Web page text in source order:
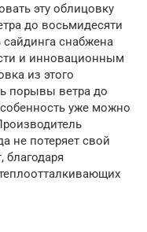
эту облицовку
до восьмидесяти
сайдинга снабжена
и инновационным
из этого
порывы ветра до
уже можно
не потеряет свой
благодаря